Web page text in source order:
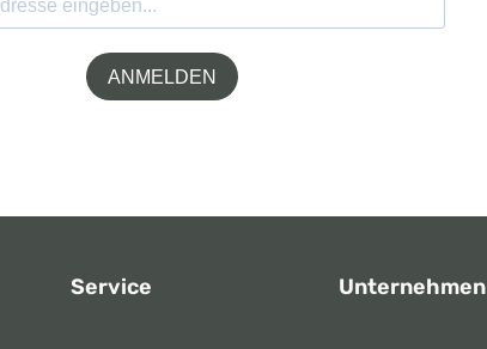
ANMELDEN
Service Unternehmen